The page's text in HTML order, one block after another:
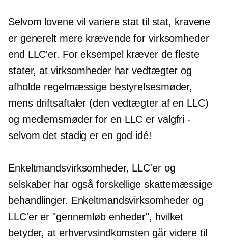
Selvom lovene vil varierestat til stat, kravene
er generelt mere krævende for virksomheder
end LLC'er. For eksempel kræver de fleste
stater, at virksomheder harvedtægter og
afholde regelmæssige bestyrelsesmøder,
mens driftsaftaler (den vedtægteraf en LLC)
og medlemsmøder for en LLC er valgfri -
selvom det stadig er en god idé!
Enkeltmandsvirksomheder, LLC'er og
selskaber har også forskellige skattemæssige
behandlinger. Enkeltmandsvirksomheder og
LLC'er er"gennemløb enheder", hvilket
betyder, at erhvervsindkomsten går videre til